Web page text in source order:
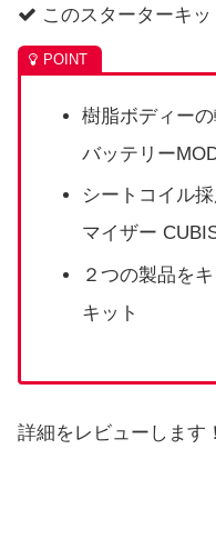
このスターターキ
樹脂ボディー
バッテリー
シートコイル
マイザー
２つの製品を
キット
詳細をレビューします！